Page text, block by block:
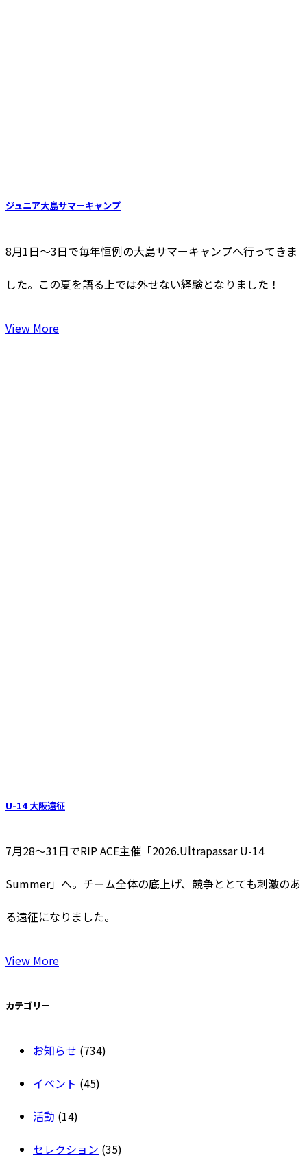
ジュニア大島サマーキャンプ
8月1日〜3日で毎年恒例の大島サマーキャンプへ行ってきま
した。この夏を語る上では外せない経験となりました！
View More
U-14 大阪遠征
7月28〜31日でRIP ACE主催「2026.Ultrapassar U-14
Summer」へ。チーム全体の底上げ、競争ととても刺激のあ
る遠征になりました。
View More
カテゴリー
お知らせ (734)
イベント (45)
活動 (14)
セレクション (35)